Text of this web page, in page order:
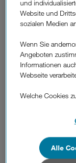
So kommen
Modus.
Es gibt
abgesicherten
Über
Drücken Siedie
Sie beim Zahnrad
und
Website und
sozialen Medien
Wenn Sie
Angeboten
Informationen
Webseite
Welche Cookies
Wenn Sie allen
von
Alle